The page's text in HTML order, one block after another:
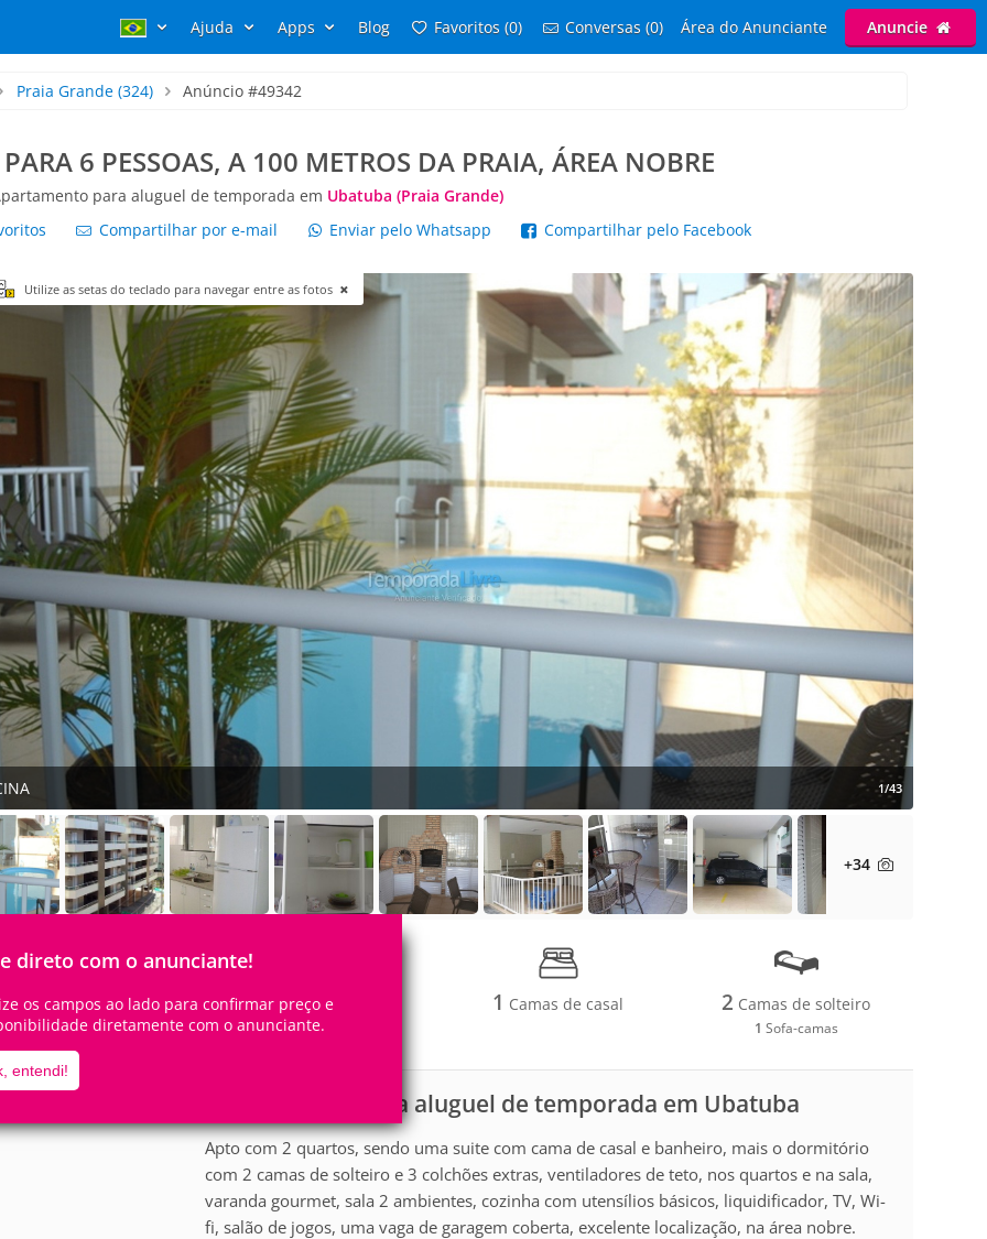
Ajuda Apps Blog Favoritos (0) Conversas (0) Área do Anunciante Anuncie
Praia Grande(324) Anúncio #49342
6 PESSOAS, A 100 METROS DA PRAIA, ÁREA NOBRE
para aluguel de temporada em Ubatuba (Praia Grande)
Compartilhar por e-mail Enviar pelo Whatsapp Compartilhar pelo Facebook
direto com o anunciante!
os campos ao lado para confirmar preço e
diretamente com o anunciante.
entendi!
Utilize as setas do teclado para navegar entre as fotos
1/43
+34
6Pessoas 2Quartos
1Suíte
1 Camas de casal 2 Camas de solteiro
1 Sofa-camas
Apartamento para aluguel de temporada em Ubatuba
Apto com 2 quartos, sendo uma suite com cama de casal e banheiro, mais o dormitório
com 2 camas de solteiro e 3 colchões extras, ventiladores de teto, nos quartos e na sala,
varanda gourmet, sala 2 ambientes, cozinha com utensílios básicos, liquidificador, TV, Wi-
fi, salão de jogos, uma vaga de garagem coberta, excelente localização, na área nobre.